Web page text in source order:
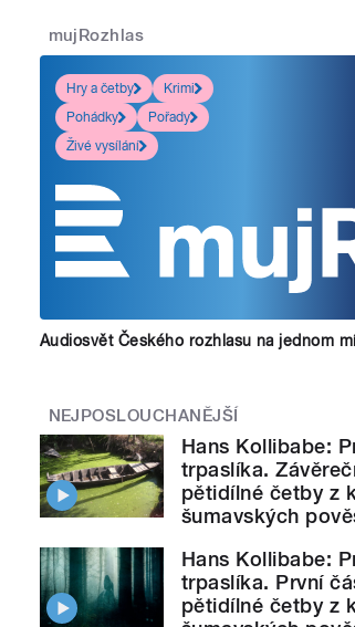
mujRozhlas
Hry a četby
Krimi
Pohádky
Pořady
Živé vysílání
Audiosvět Českého rozhlasu na jednom
NEJPOSLOUCHANĚJŠÍ
Hans Kollibabe:
trpaslíka.
pětidílné četby z
šumavských
Hans Kollibabe:
trpaslíka. První
pětidílné četby z